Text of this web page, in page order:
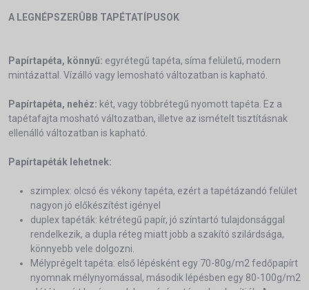
A LEGNÉPSZERÛBB TAPÉTATÍPUSOK
Papírtapéta, könnyű: egyrétegű tapéta, síma felületű, modern
mintázattal. Vízálló vagy lemosható változatban is kapható.
Papírtapéta, nehéz: két, vagy többrétegű nyomott tapéta. Ez a
tapétafajta mosható változatban, illetve az ismételt tisztításnak
ellenálló változatban is kapható.
Papírtapéták lehetnek:
szimplex: olcsó és vékony tapéta, ezért a tapétázandó felület
nagyon jó előkészítést igényel
duplex tapéták: kétrétegű papír, jó színtartó tulajdonsággal
rendelkezik, a dupla réteg miatt jobb a szakító szilárdsága,
könnyebb vele dolgozni.
Mélyprégelt tapéta: első lépésként egy 70-80g/m2 fedőpapírt
nyomnak mélynyomással, második lépésben egy 80-100g/m2